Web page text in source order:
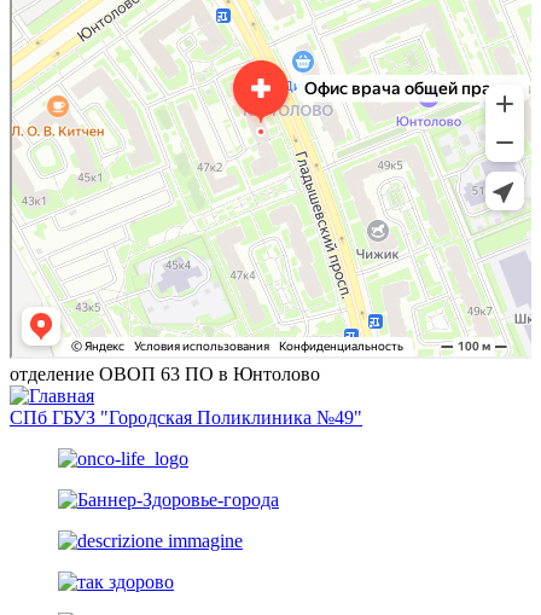
отделение ОВОП 63 ПО в Юнтолово
СПб ГБУЗ "Городская Поликлиника №49"